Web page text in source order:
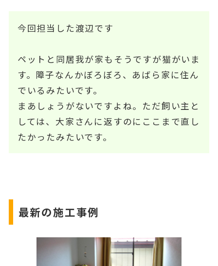
今回担当した渡辺です
ペットと同居我が家もそうですが猫がいま
す。障子なんかぼろぼろ、あばら家に住ん
でいるみたいです。
まあしょうがないですよね。ただ飼い主と
しては、大家さんに返すのにここまで直し
たかったみたいです。
最新の施工事例